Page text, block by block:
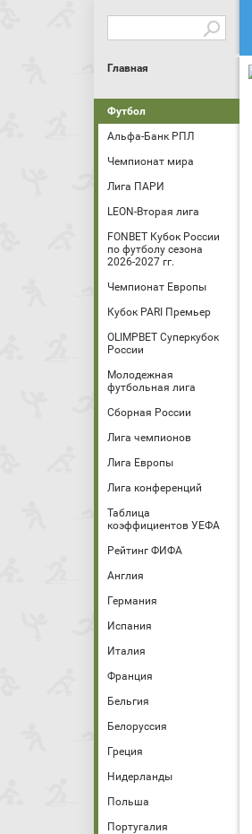
Главная
Футбол
Альфа-Банк РПЛ
Чемпионат мира
Лига ПАРИ
LEON-Вторая лига
FONBET Кубок России
по футболу сезона
2026-2027 гг.
Чемпионат Европы
Кубок PARI Премьер
OLIMPBET Суперкубок
России
Молодежная
футбольная лига
Сборная России
Лига чемпионов
Лига Европы
Лига конференций
Таблица
коэффициентов УЕФА
Рейтинг ФИФА
Англия
Германия
Испания
Италия
Франция
Бельгия
Белоруссия
Греция
Нидерланды
Польша
Португалия